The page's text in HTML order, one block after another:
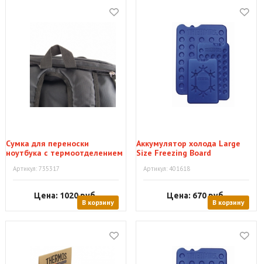
Сумка для переноски
ноутбука с термоотделением
Артикул: 735317
Цена: 1020руб.
В корзину
Аккумулятор холода Large
Size Freezing Board
Артикул: 401618
Цена: 670руб.
В корзину